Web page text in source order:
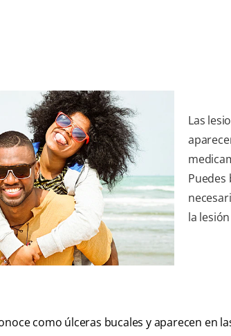
Las
Puedes
la
como úlceras bucales y aparecen en